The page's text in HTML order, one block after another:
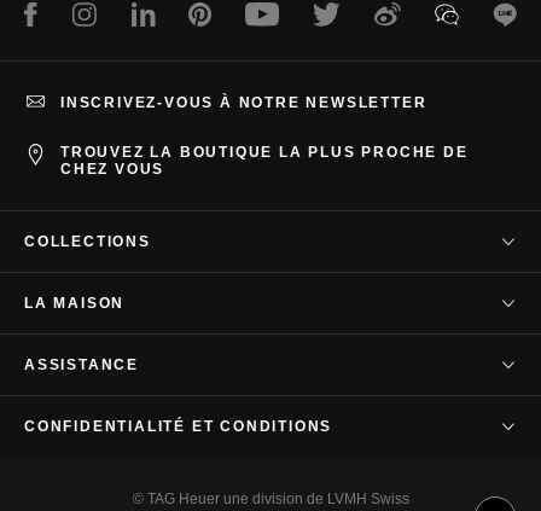
FacebookInstagramLinkedInPinterest Youtube Twitter Weibo WeChat
TROUVEZ LA BOUTIQUE LA PLUS PROCHE DE
CHEZ VOUS
INSCRIVEZ-VOUS À NOTRE NEWSLETTER
COLLECTIONS
TAG Heuer Aquaracer
TAG Heuer Formula 1
TAG Heuer Monaco
TAG Heuer Connected
LA MAISON
Savoir-Faire
Chronométrage professionnel
ASSISTANCE
CONFIDENTIALITÉ ET CONDITIONS
Politique de confidentialité© TAG Heuer une division de LVMH Swiss